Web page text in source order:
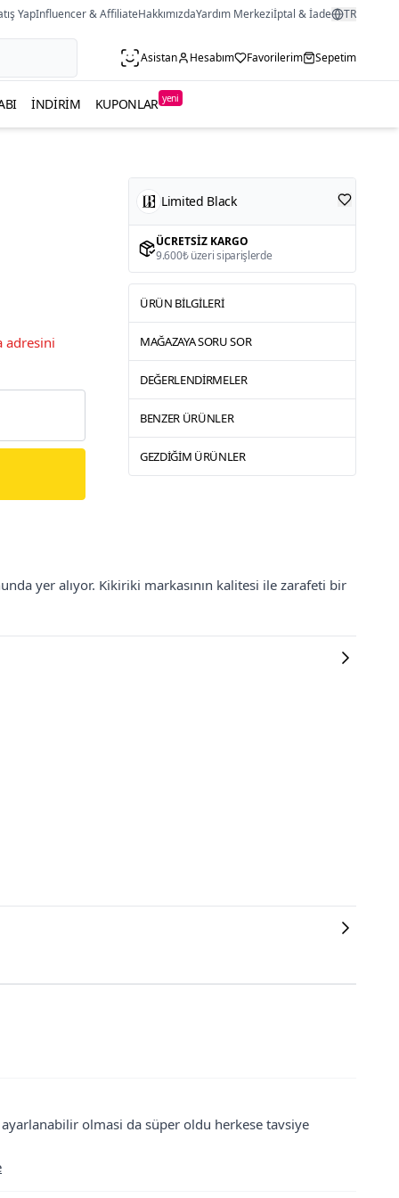
YapInfluencer & AffiliateHakkımızdaYardım Merkeziİptal & İade TR
Asistan Hesabım Favorilerim Sepetim
İNDIRIM KUPONLAR yeni
adresini
Limited Black
ÜCRETSIZ KARGO
9.600₺ üzeri siparişlerde
ÜRÜN BILGILERI
MAĞAZAYA SORU SOR
DEĞERLENDIRMELER
BENZER ÜRÜNLER
GEZDIĞIM ÜRÜNLER
yer alıyor. Kikiriki markasının kalitesi ile zarafeti bir
olmasi da süper oldu herkese tavsiye